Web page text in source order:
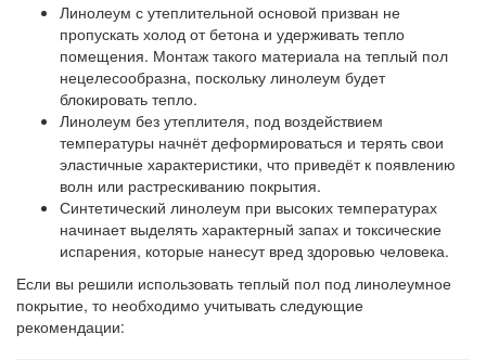
Линолеум с утеплительной основой призван не
пропускать холод от бетона и удерживать тепло
помещения. Монтаж такого материала на теплый пол
нецелесообразна, поскольку линолеум будет
блокировать тепло.
Линолеум без утеплителя, под воздействием
температуры начнёт деформироваться и терять свои
эластичные характеристики, что приведёт к появлению
волн или растрескиванию покрытия.
Синтетический линолеум при высоких температурах
начинает выделять характерный запах и токсические
испарения, которые нанесут вред здоровью человека.
Если вы решили использовать теплый пол под линолеумное
покрытие, то необходимо учитывать следующие
рекомендации: